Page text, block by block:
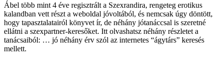
Ábel több mint 4 éve regisztrált a Szexrandira, rengeteg erotikus
kalandban vett részt a weboldal jóvoltából, és nemcsak úgy döntött,
hogy tapasztalatairól könyvet ír, de néhány jótanáccsal is szeretné
ellátni a szexpartner-keresőket. Itt olvashatsz néhány részletet a
tanácsaiból: … jó néhány érv szól az internetes “ágytárs” keresés
mellett.